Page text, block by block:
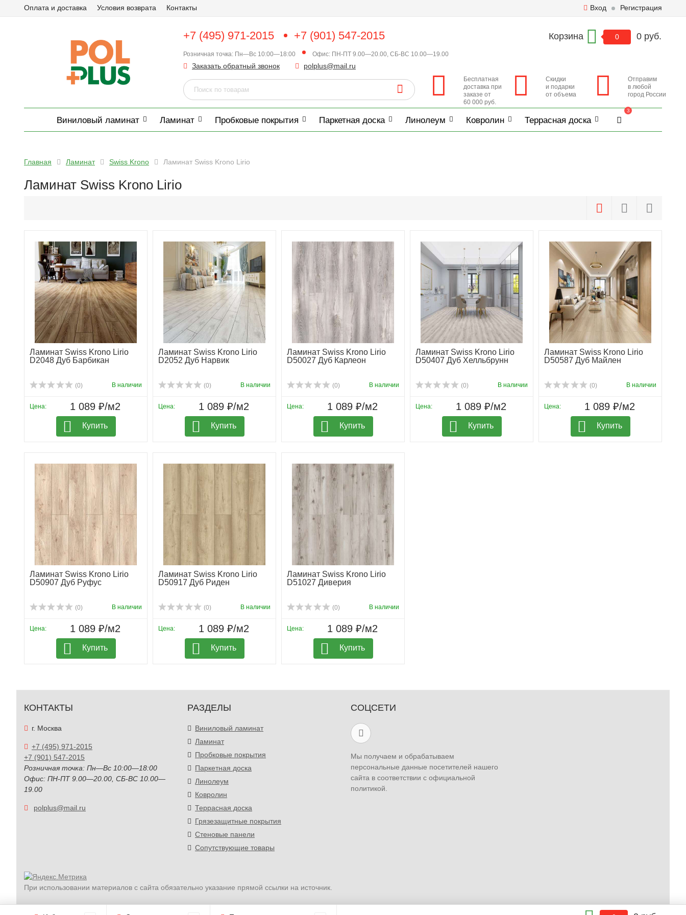
Оплата и доставка Условия возврата Контакты Вход Регистрация
+7 (495) 971-2015 +7 (901) 547-2015
Розничная точка: Пн—Вс 10:00—18:00 Офис: ПН-ПТ 9.00—20.00, СБ-ВС 10.00—19.00
Заказать обратный звонок polplus@mail.ru
Корзина 0 0 руб.
Бесплатная
доставка при
заказе от
60 000 руб.
Скидки
и подарки
от объема
Отправим
в любой
город России
Виниловый ламинат Ламинат Пробковые покрытия Паркетная доска Линолеум Ковролин Террасная доска
3
Главная Ламинат Swiss Krono Ламинат Swiss Krono Lirio
Ламинат Swiss Krono Lirio
Ламинат Swiss Krono Lirio
D2048 Дуб Барбикан
(0) В наличии
Цена: 1 089 ₽/м2
Купить
Ламинат Swiss Krono Lirio
D2052 Дуб Нарвик
(0) В наличии
Цена: 1 089 ₽/м2
Купить
Ламинат Swiss Krono Lirio
D50027 Дуб Карлеон
(0) В наличии
Цена: 1 089 ₽/м2
Купить
Ламинат Swiss Krono Lirio
D50407 Дуб Хелльбрунн
(0) В наличии
Цена: 1 089 ₽/м2
Купить
Ламинат Swiss Krono Lirio
D50587 Дуб Майлен
(0) В наличии
Цена: 1 089 ₽/м2
Купить
Ламинат Swiss Krono Lirio
D50907 Дуб Руфус
(0) В наличии
Цена: 1 089 ₽/м2
Купить
Ламинат Swiss Krono Lirio
D50917 Дуб Риден
(0) В наличии
Цена: 1 089 ₽/м2
Купить
Ламинат Swiss Krono Lirio
D51027 Диверия
(0) В наличии
Цена: 1 089 ₽/м2
Купить
КОНТАКТЫ
г. Москва
+7 (495) 971-2015
+7 (901) 547-2015
Розничная точка: Пн—Вс 10:00—18:00
Офис: ПН-ПТ 9.00—20.00, СБ-ВС 10.00—
19.00
polplus@mail.ru
РАЗДЕЛЫ
Виниловый ламинат
Ламинат
Пробковые покрытия
Паркетная доска
Линолеум
Ковролин
Террасная доска
Грязезащитные покрытия
Стеновые панели
Сопутствующие товары
СОЦСЕТИ
Мы получаем и обрабатываем
персональные данные посетителей нашего
сайта в соответствии с официальной
политикой.
При использовании материалов с сайта обязательно указание прямой ссылки на источник.